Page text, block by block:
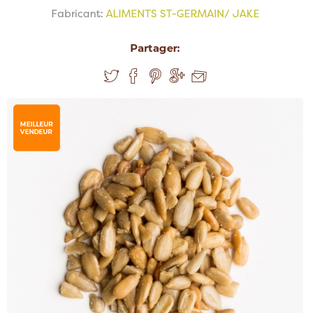
Fabricant: ALIMENTS ST-GERMAIN/ JAKE
Partager:
MEILLEUR
VENDEUR